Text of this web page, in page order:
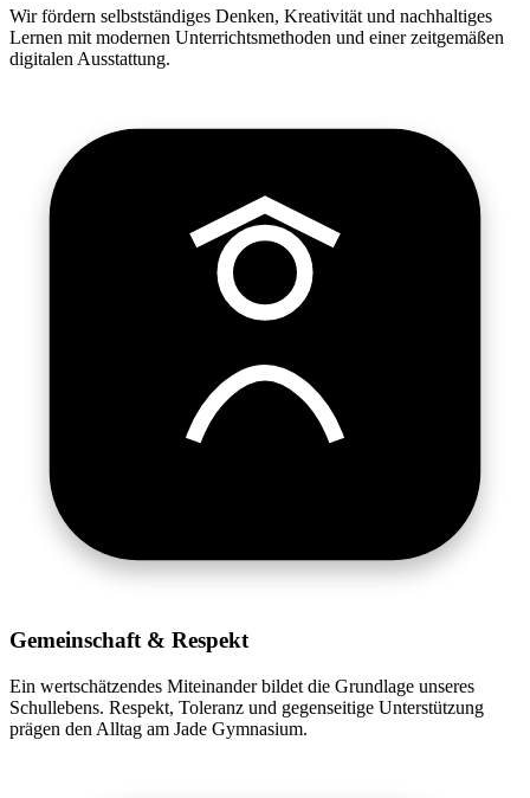
Wir fördern selbstständiges Denken, Kreativität und nachhaltiges
Lernen mit modernen Unterrichtsmethoden und einer zeitgemäßen
digitalen Ausstattung.
Gemeinschaft & Respekt
Ein wertschätzendes Miteinander bildet die Grundlage unseres
Schullebens. Respekt, Toleranz und gegenseitige Unterstützung
prägen den Alltag am Jade Gymnasium.